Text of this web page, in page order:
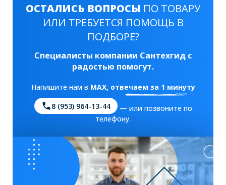
ОСТАЛИСЬ ВОПРОСЫ ПО ТОВАРУ
ИЛИ ТРЕБУЕТСЯ ПОМОЩЬ В
ПОДБОРЕ?
Специалисты компании Сантехгид с
радостью помогут.
Напишите нам в MAX, отвечаем за 1 минуту
8 (953) 964-13-44
— или позвоните по
телефону.